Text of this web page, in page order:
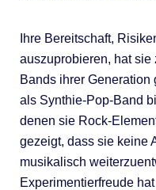
Ihre Bereitschaft,
auszuprobieren, hat
Bands ihrer Generation
als Synthie-Pop-Band
denen sie Rock-
gezeigt, dass sie keine
musikalisch
Experimentierfreude